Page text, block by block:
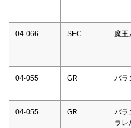
04-066 SEC 魔王
04-055 GR バラ
04-055 GR
バラ
ラ